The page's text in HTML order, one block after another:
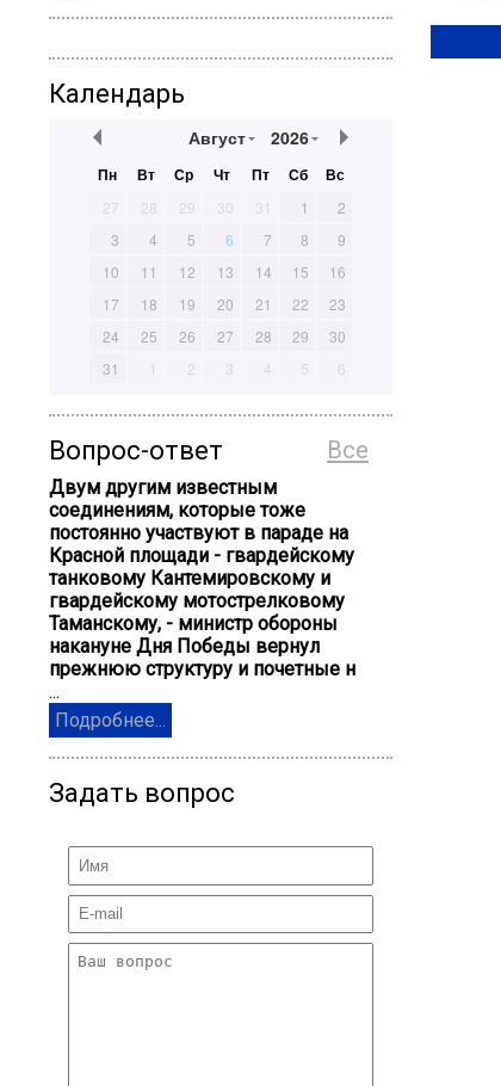
Календарь
Август 2026
Пн Вт Ср Чт Пт Сб Вс
27 28 29 30 31 1
2
3
4 5 6 7 8
9
10
11 12 13 14 15
16
17
18 19 20 21 22
23
24
25 26 27 28 29
30
31
1 2 3 4 5 6
Все
Вопрос-ответ
Двум другим известным
соединениям, которые тоже
постоянно участвуют в параде на
Красной площади - гвардейскому
танковому Кантемировскому и
гвардейскому мотострелковому
Таманскому, - министр обороны
накануне Дня Победы вернул
прежнюю структуру и почетные н
...
Подробнее...
Задать вопрос